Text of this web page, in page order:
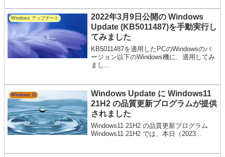
Windows アップデート
2022年3月9日公開の Windows
Update (KB5011487)を手動実行し
てみました
KB5011487を適用したPCのWindowsのバ
ージョン以下のWindows機に、適用してみ
まし...
Windows 11
Windows Update に Windows11
21H2 の品質更新プログラムが提供
されました
Windows11 21H2 の品質更新プログラム
Windows11 21H2 では、本日（2023...